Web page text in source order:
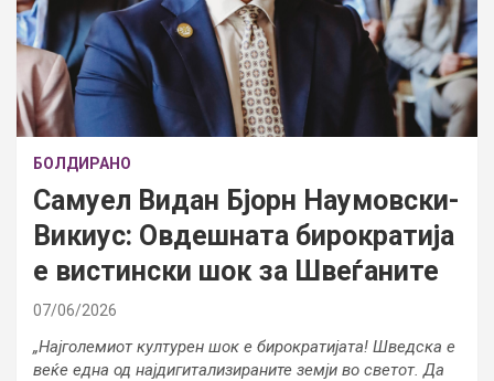
БОЛДИРАНО
Самуел Видан Бјорн Наумовски-
Викиус: Овдешната бирократија
е вистински шок за Швеѓаните
07/06/2026
„Најголемиот културен шок е бирократијата! Шведска е
веќе една од најдигитализираните земји во светот. Да